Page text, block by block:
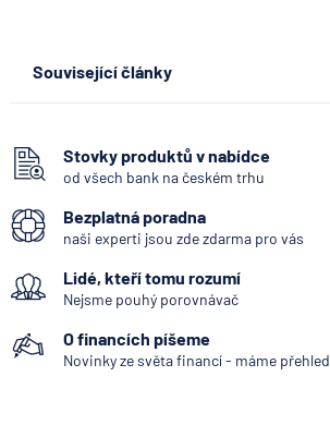
Související články
7.8.2026
Stovky produktů v nabídce
od všech bank na českém trhu
Bezplatná poradna
naši experti jsou zde zdarma pro vás
Lidé, kteří tomu rozumí
Nejsme pouhý porovnávač
O financích píšeme
Novinky ze světa financí - máme přehled